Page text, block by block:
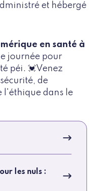
et hébergé
en santé à
journée pour
péi. 💓Venez
de
l'éthique dans le
les nuls :